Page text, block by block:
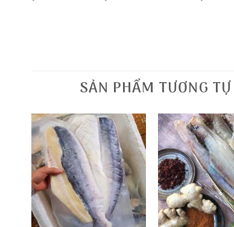
SẢN PHẨM TƯƠNG TỰ